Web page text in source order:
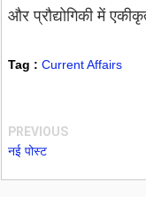
और प्रौद्योगिकी में
Tag : Current Affairs
PREVIOUS
नई पोस्ट